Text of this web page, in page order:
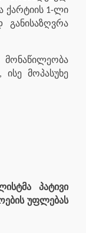
ქარტიის 1-ლი
განისაზღვრა
მონაწილეობა
მოპასუხე
პატივი
უფლებას